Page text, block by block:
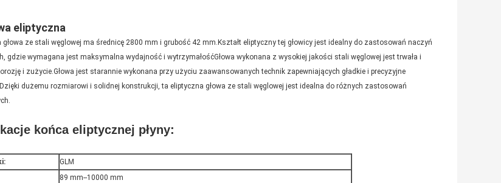
eliptyczna
głowa ze stali węglowej ma średnicę 2800 mm i grubość 42 mm.Kształt eliptyczny tej głowicy jest idealny do zastosowań naczyń
gdzie wymagana jest maksymalna wydajność i wytrzymałośćGłowa wykonana z wysokiej jakości stali węglowej jest trwała i
i zużycie.Głowa jest starannie wykonana przy użyciu zaawansowanych technik zapewniających gładkie i precyzyjne
dużemu rozmiarowi i solidnej konstrukcji, ta eliptyczna głowa ze stali węglowej jest idealna do różnych zastosowań
końca eliptycznej płyny:
GLM
89 mm--10000 mm